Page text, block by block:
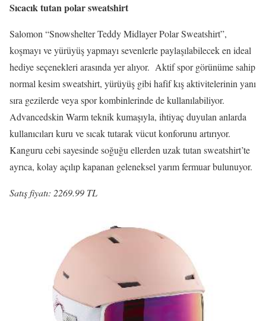
Sıcacık tutan polar sweatshirt
Salomon “Snowshelter Teddy Midlayer Polar Sweatshirt”,
koşmayı ve yürüyüş yapmayı sevenlerle paylaşılabilecek en ideal
hediye seçenekleri arasında yer alıyor. Aktif spor görünüme sahip
normal kesim sweatshirt, yürüyüş gibi hafif kış aktivitelerinin yanı
sıra gezilerde veya spor kombinlerinde de kullanılabiliyor.
Advancedskin Warm teknik kumaşıyla, ihtiyaç duyulan anlarda
kullanıcıları kuru ve sıcak tutarak vücut konforunu artırıyor.
Kanguru cebi sayesinde soğuğu ellerden uzak tutan sweatshirt’te
ayrıca, kolay açılıp kapanan geleneksel yarım fermuar bulunuyor.
Satış fiyatı: 2269.99 TL